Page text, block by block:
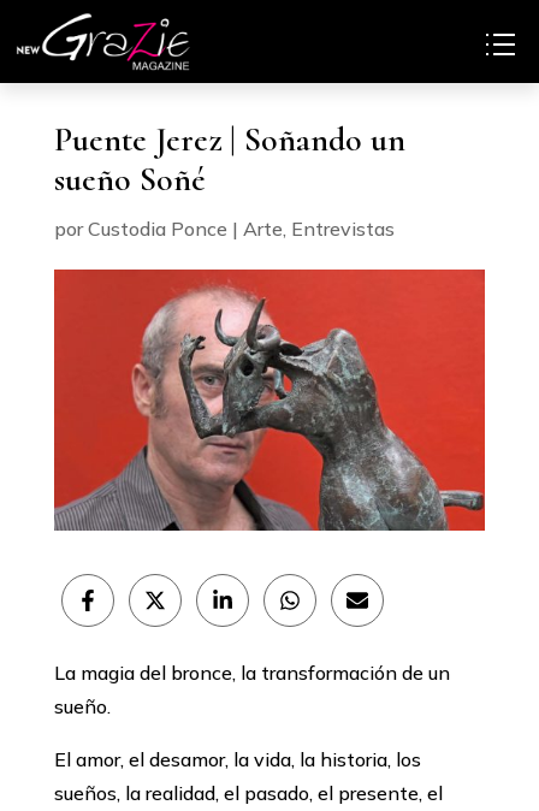
Puente Jerez | Soñando un
sueño Soñé
porCustodia Ponce | Arte, Entrevistas
Compartir
en
Compartir
en
(Twitter)
Compartir
en
Compartir
en
Compartir
en
La magia del bronce, la transformación de un
sueño.
El amor, el desamor, la vida, la historia, los
sueños, la realidad, el pasado, el presente, el